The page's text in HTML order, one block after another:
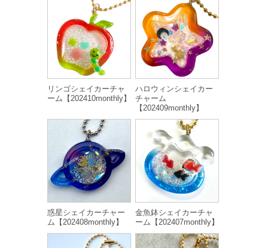
リンゴシェイカーチャ
ーム【202410monthly】
ハロウィンシェイカー
チャーム
【202409monthly】
惑星シェイカーチャー
ム【202408monthly】
金魚鉢シェイカーチャ
ーム【202407monthly】